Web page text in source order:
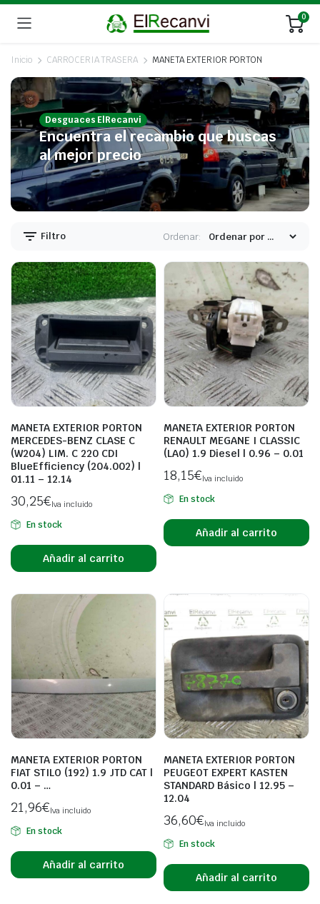
0
Inicio CARROCERIA TRASERA MANETA EXTERIOR PORTON
Desguaces ElRecanvi
Encuentra el recambio que buscas
al mejor precio
Filtro Ordenar:
MANETA EXTERIOR PORTON
MERCEDES-BENZ CLASE C
(W204) LIM. C 220 CDI
BlueEfficiency (204.002) |
01.11 – 12.14
30,25€Iva incluido
En stock
Añadir al carrito
MANETA EXTERIOR PORTON
RENAULT MEGANE I CLASSIC
(LA0) 1.9 Diesel | 0.96 – 0.01
18,15€Iva incluido
En stock
Añadir al carrito
MANETA EXTERIOR PORTON
FIAT STILO (192) 1.9 JTD CAT |
0.01 – …
21,96€Iva incluido
En stock
Añadir al carrito
MANETA EXTERIOR PORTON
PEUGEOT EXPERT KASTEN
STANDARD Básico | 12.95 –
12.04
36,60€Iva incluido
En stock
Añadir al carrito